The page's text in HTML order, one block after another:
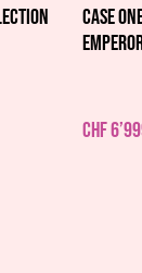
%
CASE
CHF